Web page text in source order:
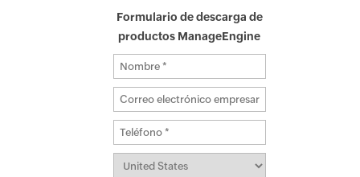
Formulario de descarga de
productos ManageEngine